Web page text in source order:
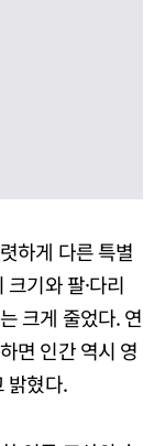
하게 다른 특별
기와 팔·다리
크게 줄었다. 연
면 인간 역시 영
밝혔다.